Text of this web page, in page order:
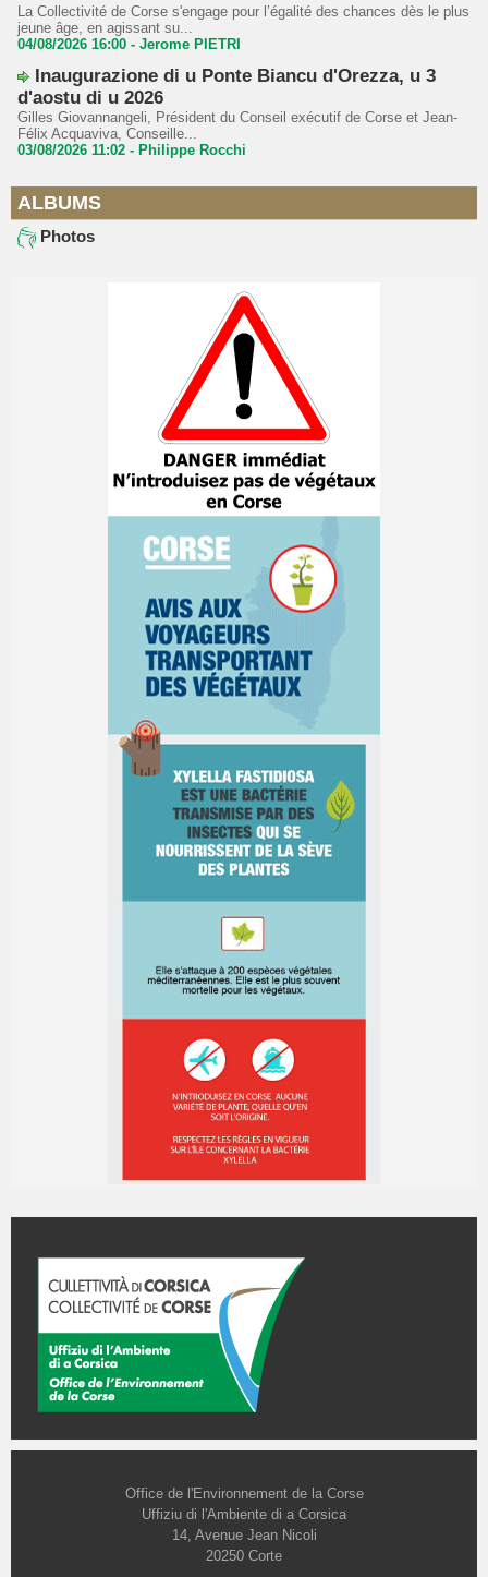
La Collectivité de Corse s'engage pour l’égalité des chances dès le plus
jeune âge, en agissant su...
04/08/2026 16:00 - Jerome PIETRI
Inaugurazione di u Ponte Biancu d'Orezza, u 3
d'aostu di u 2026
Gilles Giovannangeli, Président du Conseil exécutif de Corse et Jean-
Félix Acquaviva, Conseille...
03/08/2026 11:02 - Philippe Rocchi
ALBUMS
Photos
Office de l'Environnement de la Corse
Uffiziu di l'Ambiente di a Corsica
14, Avenue Jean Nicoli
20250 Corte